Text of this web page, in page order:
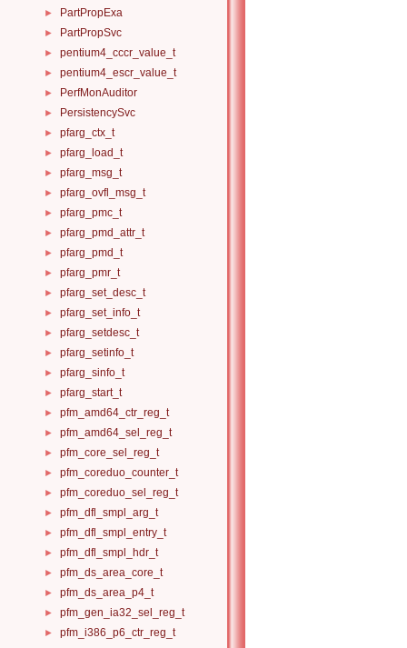
► PartPropExa
► PartPropSvc
► pentium4_cccr_value_t
► pentium4_escr_value_t
► PerfMonAuditor
► PersistencySvc
► pfarg_ctx_t
► pfarg_load_t
► pfarg_msg_t
► pfarg_ovfl_msg_t
► pfarg_pmc_t
► pfarg_pmd_attr_t
► pfarg_pmd_t
► pfarg_pmr_t
► pfarg_set_desc_t
► pfarg_set_info_t
► pfarg_setdesc_t
► pfarg_setinfo_t
► pfarg_sinfo_t
► pfarg_start_t
► pfm_amd64_ctr_reg_t
► pfm_amd64_sel_reg_t
► pfm_core_sel_reg_t
► pfm_coreduo_counter_t
► pfm_coreduo_sel_reg_t
► pfm_dfl_smpl_arg_t
► pfm_dfl_smpl_entry_t
► pfm_dfl_smpl_hdr_t
► pfm_ds_area_core_t
► pfm_ds_area_p4_t
► pfm_gen_ia32_sel_reg_t
► pfm_i386_p6_ctr_reg_t